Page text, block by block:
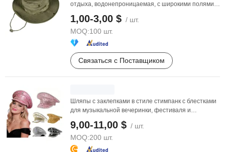
отдыха, водонепроницаемая, с широкими полями,
1,00-3,00 $ / шт.
MOQ:100 шт.
Связаться с Поставщиком
Шляпы с заклепками в стиле стимпанк с блестками
для музыкальной вечеринки, фестиваля и
9,00-11,00 $ / шт.
MOQ:200 шт.